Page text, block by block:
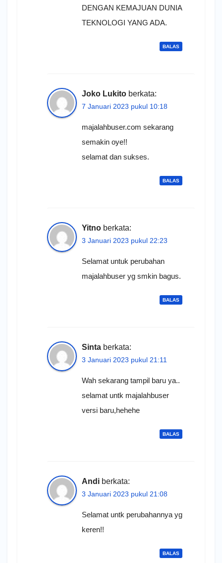
DENGAN KEMAJUAN DUNIA
TEKNOLOGI YANG ADA.
BALAS
Joko Lukito berkata:
7 Januari 2023 pukul 10:18
majalahbuser.com sekarang
semakin oye!!
selamat dan sukses.
BALAS
Yitno berkata:
3 Januari 2023 pukul 22:23
Selamat untuk perubahan
majalahbuser yg smkin bagus.
BALAS
Sinta berkata:
3 Januari 2023 pukul 21:11
Wah sekarang tampil baru ya..
selamat untk majalahbuser
versi baru,hehehe
BALAS
Andi berkata:
3 Januari 2023 pukul 21:08
Selamat untk perubahannya yg
keren!!
BALAS